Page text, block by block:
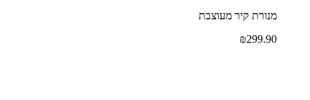
מנורת קיר מעוצבת
₪299.90